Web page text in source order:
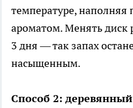
температуре,
ароматом. Менять диск
3 дня — так запах
насыщенным.
Способ 2: